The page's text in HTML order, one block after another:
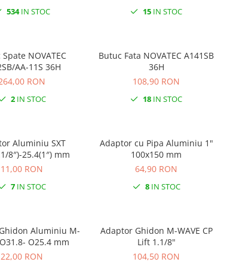
534IN STOC 15 IN STOC
NOVATEC
AA-11S 36H
RON
2IN STOC
Butuc Fata NOVATEC A141SB
36H
108,90 RON
18 IN STOC
Aluminiu SXT
8″)-25.4(1″) mm
11,00 RON
7IN STOC
Adaptor cu Pipa Aluminiu 1"
100x150 mm
64,90 RON
8IN STOC
Aluminiu M-
WAVE O31.8- O25.4 mm
22,00 RON
Adaptor Ghidon M-WAVE CP
Lift 1.1/8"
104,50 RON